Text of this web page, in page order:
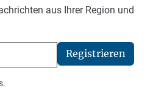
aus Ihrer Region und
Registrieren